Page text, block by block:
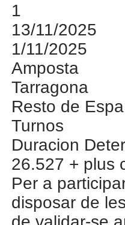
1
13/11/2025
1/11/2025
Amposta
Tarragona
Resto de
Turnos
Duracion
26.527 + plus
Per a
disposar de